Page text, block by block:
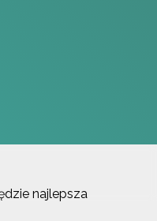
najlepsza